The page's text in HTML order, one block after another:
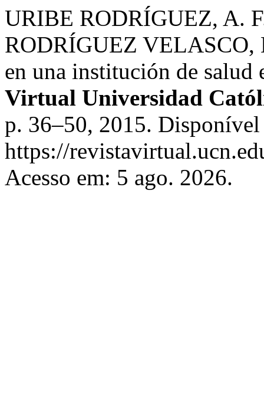
URIBE RODRÍGUEZ, A.
RODRÍGUEZ VELASCO,
en una institución de
Virtual Universidad
p. 36–50, 2015. Disponível
https://
Acesso em: 5 ago. 2026.